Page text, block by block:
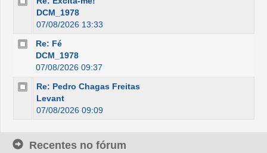
DCM_1978
07/08/2026 13:33
Re: Fé
DCM_1978
07/08/2026 09:37
Re: Pedro Chagas Freitas
Levant
07/08/2026 09:09
Recentes no fórum